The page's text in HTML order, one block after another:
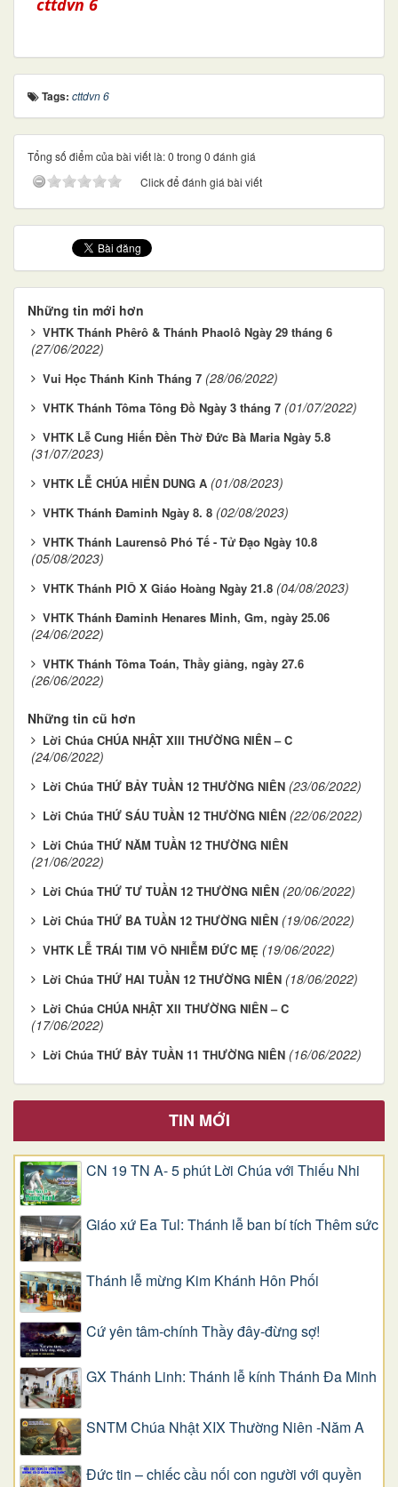
cttdvn 6
Tags: cttdvn 6
Tổng số điểm của bài viết là: 0 trong 0 đánh giá
Click để đánh giá bài viết
Những tin mới hơn
VHTK Thánh Phêrô & Thánh Phaolô Ngày 29 tháng 6
(27/06/2022)
Vui Học Thánh Kinh Tháng 7 (28/06/2022)
VHTK Thánh Tôma Tông Đồ Ngày 3 tháng 7 (01/07/2022)
VHTK Lễ Cung Hiến Đền Thờ Đức Bà Maria Ngày 5.8
(31/07/2023)
VHTK LỄ CHÚA HIỂN DUNG A (01/08/2023)
VHTK Thánh Đaminh Ngày 8. 8 (02/08/2023)
VHTK Thánh Laurensô Phó Tế - Tử Đạo Ngày 10.8
(05/08/2023)
VHTK Thánh PIÔ X Giáo Hoàng Ngày 21.8 (04/08/2023)
VHTK Thánh Ðaminh Henares Minh, Gm, ngày 25.06
(24/06/2022)
VHTK Thánh Tôma Toán, Thầy giảng, ngày 27.6
(26/06/2022)
Những tin cũ hơn
Lời Chúa CHÚA NHẬT XIII THƯỜNG NIÊN – C
(24/06/2022)
Lời Chúa THỨ BẢY TUẦN 12 THƯỜNG NIÊN (23/06/2022)
Lời Chúa THỨ SÁU TUẦN 12 THƯỜNG NIÊN (22/06/2022)
Lời Chúa THỨ NĂM TUẦN 12 THƯỜNG NIÊN
(21/06/2022)
Lời Chúa THỨ TƯ TUẦN 12 THƯỜNG NIÊN (20/06/2022)
Lời Chúa THỨ BA TUẦN 12 THƯỜNG NIÊN (19/06/2022)
VHTK LỄ TRÁI TIM VÔ NHIỄM ĐỨC MẸ (19/06/2022)
Lời Chúa THỨ HAI TUẦN 12 THƯỜNG NIÊN (18/06/2022)
Lời Chúa CHÚA NHẬT XII THƯỜNG NIÊN – C
(17/06/2022)
Lời Chúa THỨ BẢY TUẦN 11 THƯỜNG NIÊN (16/06/2022)
TIN MỚI
CN 19 TN A- 5 phút Lời Chúa với Thiếu Nhi
Giáo xứ Ea Tul: Thánh lễ ban bí tích Thêm sức
Thánh lễ mừng Kim Khánh Hôn Phối
Cứ yên tâm-chính Thầy đây-đừng sợ!
GX Thánh Linh: Thánh lễ kính Thánh Đa Minh
SNTM Chúa Nhật XIX Thường Niên -Năm A
Đức tin – chiếc cầu nối con người với quyền